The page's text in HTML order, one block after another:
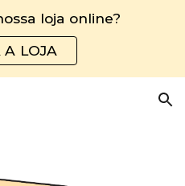
loja online?
A LOJA